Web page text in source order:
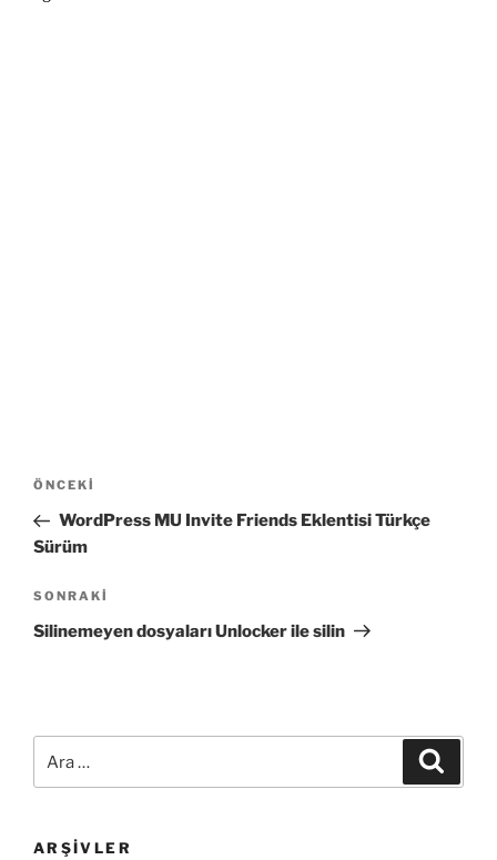
Yazı
Önceki
Yazı
ÖNCEKI
WordPress MU Invite Friends Eklentisi Türkçe
Sürüm
Sonraki
Yazı
SONRAKI
Silinemeyen dosyaları Unlocker ile silin
ARŞIVLER